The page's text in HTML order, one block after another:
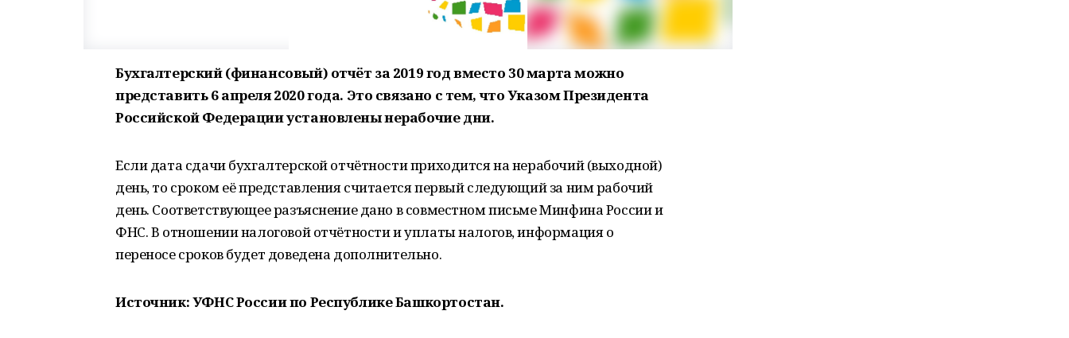
Бухгалтерский (финансовый) отчёт за 2019 год вместо 30 марта можно
представить 6 апреля 2020 года. Это связано с тем, что Указом Президента
Российской Федерации установлены нерабочие дни.
Если дата сдачи бухгалтерской отчётности приходится на нерабочий (выходной)
день, то сроком её представления считается первый следующий за ним рабочий
день. Соответствующее разъяснение дано в совместном письме Минфина России и
ФНС. В отношении налоговой отчётности и уплаты налогов, информация о
переносе сроков будет доведена дополнительно.
Источник: УФНС России по Республике Башкортостан.